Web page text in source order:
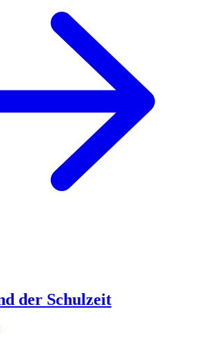
der Schulzeit